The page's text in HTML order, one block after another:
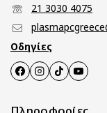
21 3030 4075
Οδηγίες